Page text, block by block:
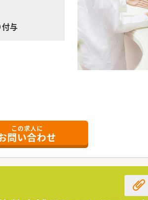
店舗を増やしていく方針です。
ます。
いらっしゃいます。
務で感じたことや、患者さまからの要望
二次元バーコードやクリーンベンチ、ピ
与
す。
つながります。
この求人に
問い合わせ